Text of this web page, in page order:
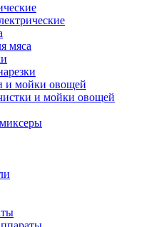
мяса
и мойки овощей
и мойки овощей